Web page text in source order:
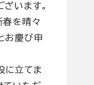
います。
春を晴々
お慶び申
に立てま